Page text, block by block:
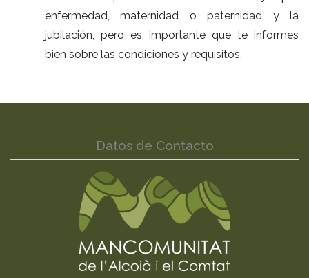
enfermedad, maternidad o paternidad y la
jubilación, pero es importante que te informes
bien sobre las condiciones y requisitos.
Datos de Contacto